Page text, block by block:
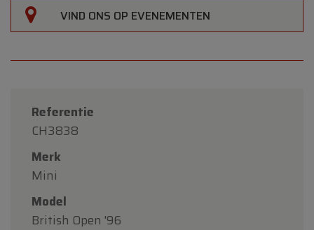
VIND ONS OP EVENEMENTEN
Referentie
CH3838
Merk
Mini
Model
British Open '96